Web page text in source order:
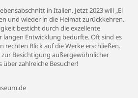
in Italien. Jetzt 2023 will „El
und wieder in die Heimat zurückkehren.
besticht durch die exzellente
langen Entwicklung bedurfte. Oft sind es
rechten Blick auf die Werke erschließen.
zur Besichtigung außergewöhnlicher
zahlreiche Besucher!